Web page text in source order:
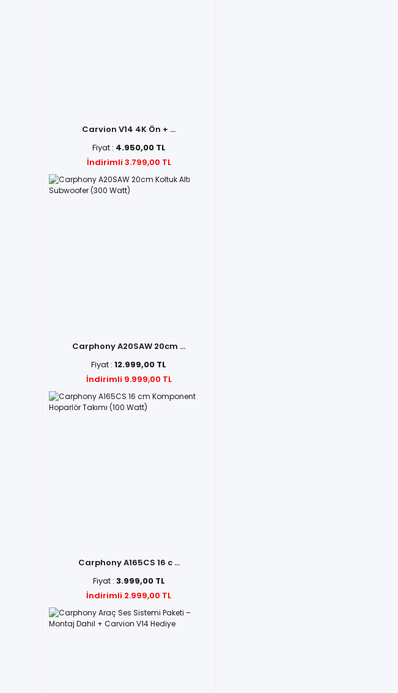
Carvion V14 4K Ön + ...
Fiyat : 4.950,00 TL
İndirimli 3.799,00 TL
Carphony A20SAW 20cm ...
Fiyat :12.999,00 TL
İndirimli 9.999,00 TL
Carphony A165CS 16 c ...
Fiyat : 3.999,00 TL
İndirimli 2.999,00 TL